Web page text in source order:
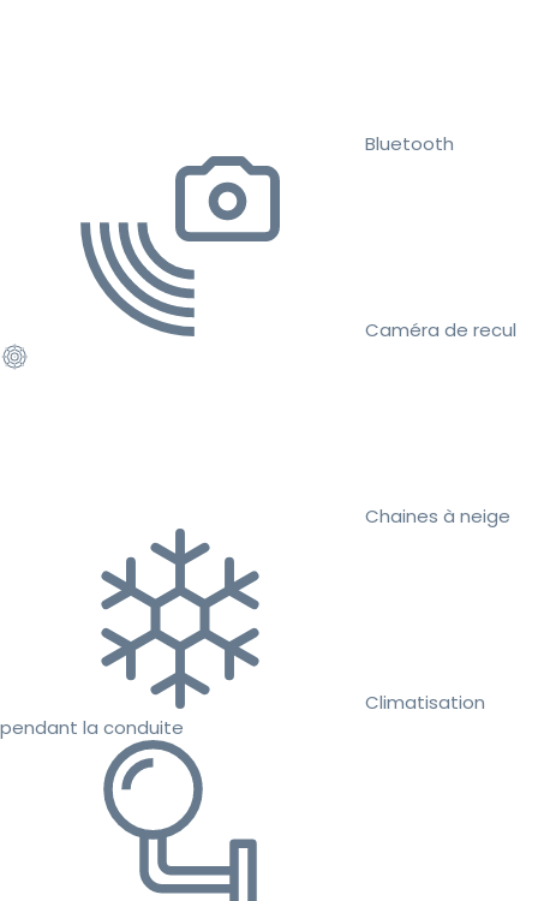
Bluetooth
Caméra de recul
Chaines à neige
Climatisation
pendant la conduite